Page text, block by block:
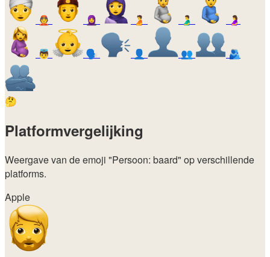
👲 🧕 🫄 🫃 🤰
👼 🗣️ 👤 👥 🫂
🤔
Platformvergelijking
Weergave van de emoji "Persoon: baard" op verschillende
platforms.
Apple